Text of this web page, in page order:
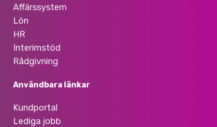
Affärssystem
Lön
HR
Interimstöd
Rådgivning
Användbara länkar
Kundportal
Lediga jobb